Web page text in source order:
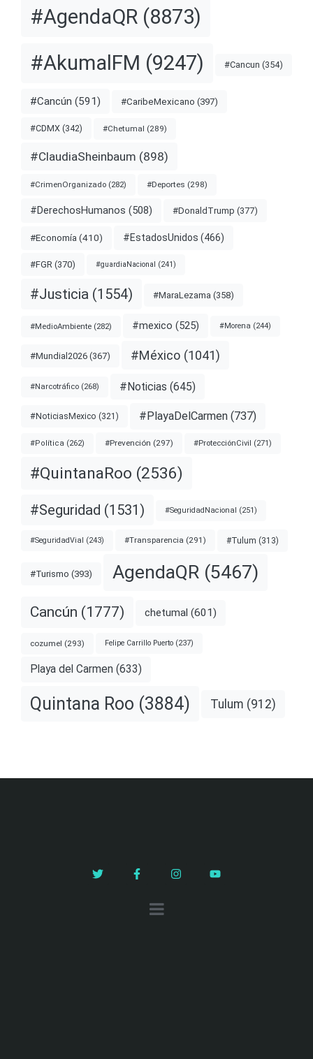
#AgendaQR (8873)
#AkumalFM (9247) #Cancun (354)
#Cancún (591) #CaribeMexicano (397)
#CDMX (342) #Chetumal (289)
#ClaudiaSheinbaum (898)
#CrimenOrganizado (282) #Deportes (298)
#DerechosHumanos (508) #DonaldTrump (377)
#Economía (410) #EstadosUnidos (466)
#FGR (370) #guardiaNacional (241)
#Justicia (1554) #MaraLezama (358)
#MedioAmbiente (282) #mexico (525) #Morena (244)
#Mundial2026 (367) #México (1041)
#Narcotráfico (268) #Noticias (645)
#NoticiasMexico (321) #PlayaDelCarmen (737)
#Política (262) #Prevención (297) #ProtecciónCivil (271)
#QuintanaRoo (2536)
#Seguridad (1531) #SeguridadNacional (251)
#SeguridadVial (243) #Transparencia (291) #Tulum (313)
#Turismo (393) AgendaQR (5467)
Cancún (1777) chetumal (601)
cozumel (293) Felipe Carrillo Puerto (237)
Playa del Carmen (633)
Quintana Roo (3884) Tulum (912)